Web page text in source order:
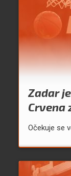
Zadar
Crvena
Očekuje se